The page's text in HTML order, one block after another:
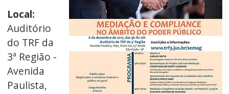
Local:
Auditório
do TRF da
3ª Região -
Avenida
Paulista,